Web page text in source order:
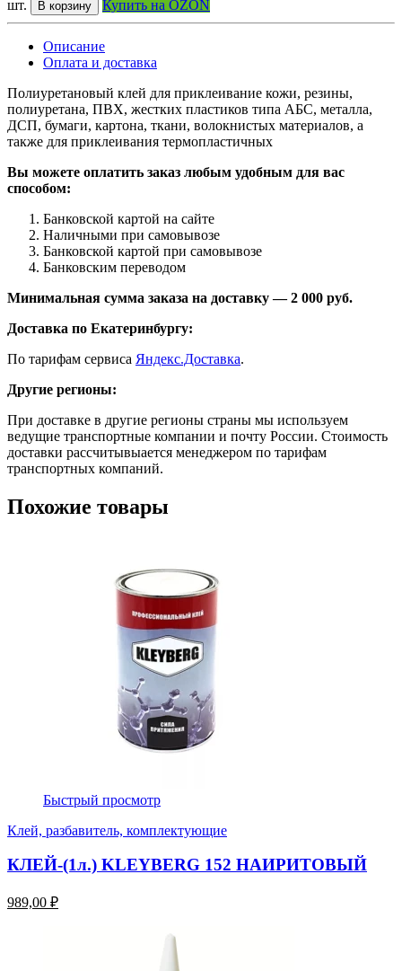
шт. В корзину Купить на OZON
Описание
Оплата и доставка
Полиуретановый клей для приклеивание кожи, резины,
полиуретана, ПВХ, жестких пластиков типа АБС, металла,
ДСП, бумаги, картона, ткани, волокнистых материалов, а
также для приклеивания термоплаcтичных
Вы можете оплатить заказ любым удобным для вас
способом:
Банковской картой на сайте
Наличными при самовывозе
Банковской картой при самовывозе
Банковским переводом
Минимальная сумма заказа на доставку — 2 000 руб.
Доставка по Екатеринбургу:
По тарифам сервиса Яндекс.Доставка.
Другие регионы:
При доставке в другие регионы страны мы используем
ведущие транспортные компании и почту России. Стоимость
доставки рассчитывыается менеджером по тарифам
транспортных компаний.
Похожие товары
Быстрый просмотр
Клей, разбавитель, комплектующие
КЛЕЙ-(1л.) KLEYBERG 152 НАИРИТОВЫЙ
989,00 ₽